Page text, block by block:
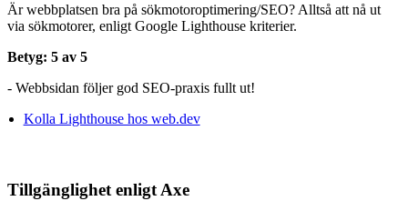
Är webbplatsen bra på sökmotoroptimering/SEO? Alltså att nå ut
via sökmotorer, enligt Google Lighthouse kriterier.
Betyg: 5 av 5
- Webbsidan följer god SEO-praxis fullt ut!
Kolla Lighthouse hos web.dev
Tillgänglighet enligt Axe